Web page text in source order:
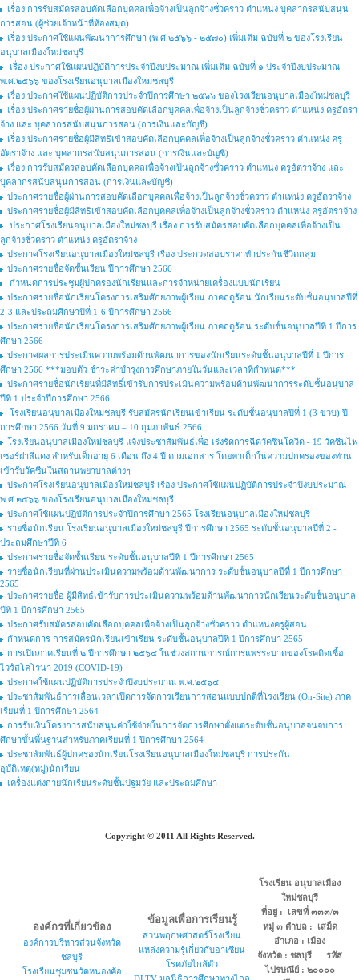
เรื่อง การรับสมัครสอบคัดเลือกบุคคลเพื่อจ้างเป็นลูกจ้างชั่วคราว ตำแหน่ง บุคลากรสนับสนุน
การสอน (ผู้ช่วยเจ้าหน้าที่ห้องสมุด)
เรื่อง ประกาศใช้แผนพัฒนาการศึกษา (พ.ศ.๒๕๖๖ - ๒๕๗๐) เพิ่มเติม ฉบับที่ ๒ ของโรงเรียน
อนุบาลเมืองใหม่ชลบุรี
เรื่อง ประกาศใช้แผนปฏิบัติการประจำปีงบประมาณ เพิ่มเติม ฉบับที่ ๑ ประจำปีงบประมาณ
พ.ศ.๒๕๖๖ ของโรงเรียนอนุบาลเมืองใหม่ชลบุรี
เรื่อง ประกาศใช้แผนปฏิบัติการประจำปีการศึกษา ๒๕๖๖ ของโรงเรียนอนุบาลเมืองใหม่ชลบุรี
เรื่อง ประกาศรายชื่อผู้ผ่านการสอบคัดเลือกบุคคลเพื่อจ้างเป็นลูกจ้างชั่วคราว ตําแหน่ง ครูอัตรา
จ้าง และ บุคลากรสนับสนุนการสอน (การเงินและบัญชี)
เรื่อง ประกาศรายชื่อผู้มีสิทธิเข้าสอบคัดเลือกบุคคลเพื่อจ้างเป็นลูกจ้างชั่วคราว ตำแหน่ง ครู
อัตราจ้าง และ บุคลากรสนับสนุนการสอน (การเงินและบัญชี)
เรื่อง การรับสมัครสอบคัดเลือกบุคคลเพื่อจ้างเป็นลูกจ้างชั่วคราว ตำแหน่ง ครูอัตราจ้าง และ
บุคลากรสนับสนุนการสอน (การเงินและบัญชี)
ประกาศรายชื่อผู้ผ่านการสอบคัดเลือกบุคคลเพื่อจ้างเป็นลูกจ้างชั่วคราว ตำแหน่ง ครูอัตราจ้าง
ประกาศรายชื่อผู้มีสิทธิเข้าสอบคัดเลือกบุคคลเพื่อจ้างเป็นลูกจ้างชั่วคราว ตำแหน่ง ครูอัตราจ้าง
ประกาศโรงเรียนอนุบาลเมืองใหม่ชลบุรี เรื่อง การรับสมัครสอบคัดเลือกบุคคลเพื่อจ้างเป็น
ลูกจ้างชั่วคราว ตำแหน่ง ครูอัตราจ้าง
ประกาศโรงเรียนอนุบาลเมืองใหม่ชลบุรี เรื่อง ประกวดสอบราคาทำประกันชีวิตกลุ่ม
ประกาศรายชื่อจัดชั้นเรียน ปีการศึกษา 2566
กำหนดการประชุมผู้ปกครองนักเรียนและการจำหน่ายเครื่องแบบนักเรียน
ประกาศรายชื่อนักเรียนโครงการเสริมศักยภาพผู้เรียน ภาคฤดูร้อน นักเรียนระดับชั้นอนุบาลปีที่
2-3 และประถมศึกษาปีที่ 1-6 ปีการศึกษา 2566
ประกาศรายชื่อนักเรียนโครงการเสริมศักยภาพผู้เรียน ภาคฤดูร้อน ระดับชั้นอนุบาลปีที่ 1 ปีการ
ศึกษา 2566
ประกาศผลการประเมินความพร้อมด้านพัฒนาการของนักเรียนระดับชั้นอนุบาลปีที่ 1 ปีการ
ศึกษา 2566 ***มอบตัว ชำระค่าบำรุงการศึกษาภายในวันและเวลาที่กำหนด***
ประกาศรายชื่อนักเรียนที่มีสิทธิ์เข้ารับการประเมินความพร้อมด้านพัฒนาการระดับชั้นอนุบาล
ปีที่ 1 ประจำปีการศึกษา 2566
โรงเรียนอนุบาลเมืองใหม่ชลบุรี รับสมัครนักเรียนเข้าเรียน ระดับชั้นอนุบาลปีที่ 1 (3 ขวบ) ปี
การศึกษา 2566 วันที่ 9 มกราคม – 10 กุมภาพันธ์ 2566
โรงเรียนอนุบาลเมืองใหม่ชลบุรี แจ้งประชาสัมพันธ์เพื่อ เร่งรัดการฉีดวัคซีนโควิด - 19 วัคซีนไฟ
เซอร์ฝาสีแดง สำหรับเด็กอายุ 6 เดือน ถึง 4 ปี ตามเอกสาร โดยพาเด็กในความปกครองของท่าน
เข้ารับวัคซีนในสถานพยาบาลต่างๆ
ประกาศโรงเรียนอนุบาลเมืองใหม่ชลบุรี เรื่อง ประกาศใช้แผนปฏิบัติการประจำปีงบประมาณ
พ.ศ.๒๕๖๖ ของโรงเรียนอนุบาลเมืองใหม่ชลบุรี
ประกาศใช้แผนปฏิบัติการประจำปีการศึกษา 2565 โรงเรียนอนุบาลเมืองใหม่ชลบุรี
รายชื่อนักเรียน โรงเรียนอนุบาลเมืองใหม่ชลบุรี ปีการศึกษา 2565 ระดับชั้นอนุบาลปีที่ 2 -
ประถมศึกษาปีที่ 6
ประกาศรายชื่อจัดชั้นเรียน ระดับชั้นอนุบาลปีที่ 1 ปีการศึกษา 2565
รายชื่อนักเรียนที่ผ่านประเมินความพร้อมด้านพัฒนาการ ระดับชั้นอนุบาลปีที่ 1 ปีการศึกษา
2565
ประกาศรายชื่อ ผู้มีสิทธ์เข้ารับการประเมินความพร้อมด้านพัฒนาการนักเรียนระดับชั้นอนุบาล
ปีที่ 1 ปีการศึกษา 2565
ประกาศรับสมัครสอบคัดเลือกบุคคลเพื่อจ้างเป็นลูกจ้างชั่วคราว ตำแหน่งครูผู้สอน
กำหนดการ การสมัครนักเรียนเข้าเรียน ระดับชั้นอนุบาลปีที่ 1 ปีการศึกษา 2565
การเปิดภาคเรียนที่ ๒ ปีการศึกษา ๒๕๖๔ ในช่วงสถานการณ์การแพร่ระบาดของโรคติดเชื้อ
ไวรัสโคโรนา 2019 (COVID-19)
ประกาศใช้แผนปฏิบัติการประจำปีงบประมาณ พ.ศ.๒๕๖๔
ประชาสัมพันธ์การเลื่อนเวลาเปิดการจัดการเรียนการสอนแบบปกติที่โรงเรียน (On-Site) ภาค
เรียนที่ 1 ปีการศึกษา 2564
การรับเงินโครงการสนับสนุนค่าใช้จ่ายในการจัดการศึกษาตั้งแต่ระดับชั้นอนุบาลจนจบการ
ศึกษาขั้นพื้นฐานสำหรับภาคเรียนที่ 1 ปีการศึกษา 2564
ประชาสัมพันธ์ผู้ปกครองนักเรียนโรงเรียนอนุบาลเมืองใหม่ชลบุรี การประกัน
อุบัติเหตุ(หมู่)นักเรียน
เครื่องแต่งกายนักเรียนระดับชั้นปฐมวัย และประถมศึกษา
Copyright © 2011 All Rights Reserved.
องค์กรที่เกี่ยวข้อง
องค์การบริหารส่วนจังหวัด
ชลบุรี
โรงเรียนชุมชนวัดหนองค้อ
ข้อมูลเพื่อการเรียนรู้
สวนพฤกษศาสตร์โรงเรียน
แหล่งความรู้เกี่ยวกับอาเซียน
โรคภัยไกล้ตัว
โรงเรียน อนุบาลเมือง
ใหม่ชลบุรี
ที่อยู่ : เลขที่ ๓๓๓/๓
หมู่ ๓ ตำบล : เสม็ด
อำเภอ : เมือง
จังหวัด : ชลบุรี รหัส
ไปรษณีย์ : ๒๐๐๐๐